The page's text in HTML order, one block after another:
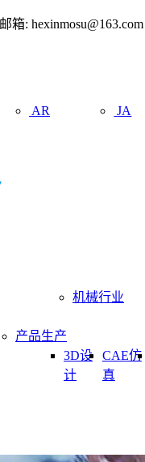
箱: hexinmosu@163.com
AR JA
机械行业
产品生产
3D设
计
CAE仿
真